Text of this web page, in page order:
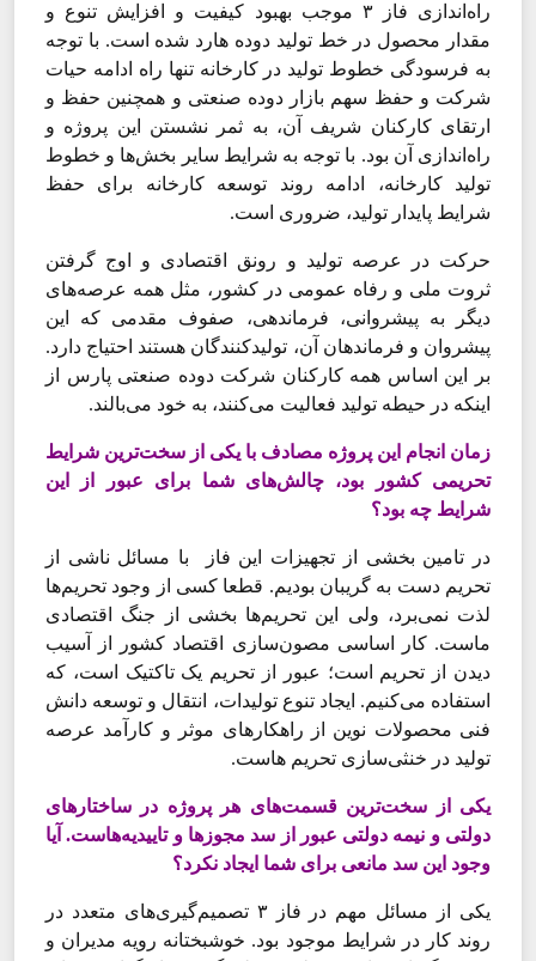
راه‌‌‌اندازی فاز ۳ موجب بهبود کیفیت و افزایش تنوع و
مقدار محصول در خط تولید دوده هارد شده است. با توجه
به فرسودگی خطوط تولید در کارخانه تنها راه ادامه حیات
شرکت و حفظ سهم بازار دوده صنعتی و همچنین حفظ و
ارتقای کارکنان شریف آن، به ثمر نشستن این پروژه و
راه‌‌‌اندازی آن بود. با توجه به شرایط سایر بخش‌‌‌ها و خطوط
تولید کارخانه، ادامه روند توسعه کارخانه برای حفظ
شرایط پایدار تولید، ضروری است.
حرکت در عرصه‌‌‌ تولید و رونق اقتصادی و اوج گرفتن
ثروت ملی و رفاه عمومی در کشور، مثل همه عرصه‌‌‌های
دیگر به پیشروانی، فرماندهی، صفوف مقدمی که این
پیشروان و فرماندهان آن، تولیدکنندگان هستند احتیاج دارد.
بر این اساس همه کارکنان شرکت دوده صنعتی پارس از
اینکه در حیطه تولید فعالیت می‌‌‌کنند، به خود می‌‌‌بالند.
زمان انجام این پروژه مصادف با یکی از سخت‌‌‌ترین شرایط
تحریمی کشور بود، چالش‌‌‌های شما برای عبور از این
شرایط چه بود؟
در تامین بخشی از تجهیزات این فاز با مسائل ناشی از
تحریم دست به گریبان بودیم. قطعا کسی از وجود تحریم‌‌‌ها
لذت نمی‌‌‌برد، ولی این تحریم‌‌‌ها بخشی از جنگ اقتصادی
ماست. کار اساسی مصون‌‌‌سازی اقتصاد کشور از آسیب
دیدن از تحریم است؛ عبور از تحریم یک تاکتیک است، که
استفاده می‌‌‌کنیم. ایجاد تنوع تولیدات، انتقال و توسعه دانش
فنی محصولات نوین از راهکارهای موثر و کارآمد عرصه
تولید در خنثی‌‌‌سازی تحریم هاست.
یکی از سخت‌‌‌ترین قسمت‌‌‌های هر پروژه در ساختارهای
دولتی و نیمه دولتی عبور از سد مجوزها و تاییدیه‌‌‌هاست. آیا
وجود این سد مانعی برای شما ایجاد نکرد؟
یکی از مسائل مهم در فاز ۳ تصمیم‌‌‌گیری‌‌‌های متعدد در
روند کار در شرایط موجود بود. خوشبختانه رویه مدیران و